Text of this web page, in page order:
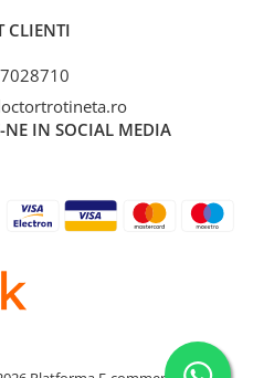
CLIENTI
NE IN SOCIAL MEDIA